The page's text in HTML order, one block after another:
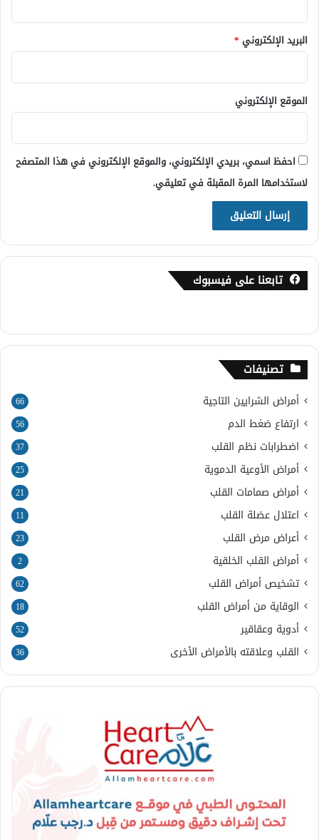
البريد الإلكتروني *
الموقع الإلكتروني
احفظ اسمي، بريدي الإلكتروني، والموقع الإلكتروني في هذا المتصفح
لاستخدامها المرة المقبلة في تعليقي.
تابعنا على فيسبوك
تصنيفات
أمراض الشرايين التاجية 66
ارتفاع ضغط الدم 56
اضطرابات نظم القلب 37
أمراض الأوعية الدموية 25
أمراض صمامات القلب 21
اعتلال عضلة القلب 11
أعراض مرض القلب 23
أمراض القلب الخلقية 2
تشخيص أمراض القلب 62
الوقاية من أمراض القلب 18
أدوية وعقاقير 52
القلب وعلاقته بالأمراض الأخرى 36